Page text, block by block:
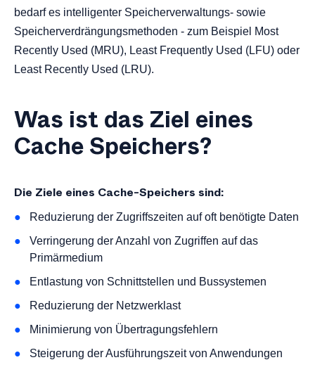
bedarf es intelligenter Speicherverwaltungs- sowie
Speicherverdrängungsmethoden - zum Beispiel Most
Recently Used (MRU), Least Frequently Used (LFU) oder
Least Recently Used (LRU).
Was ist das Ziel eines
Cache Speichers?
Die Ziele eines Cache-Speichers sind:
Reduzierung der Zugriffszeiten auf oft benötigte Daten
Verringerung der Anzahl von Zugriffen auf das
Primärmedium
Entlastung von Schnittstellen und Bussystemen
Reduzierung der Netzwerklast
Minimierung von Übertragungsfehlern
Steigerung der Ausführungszeit von Anwendungen